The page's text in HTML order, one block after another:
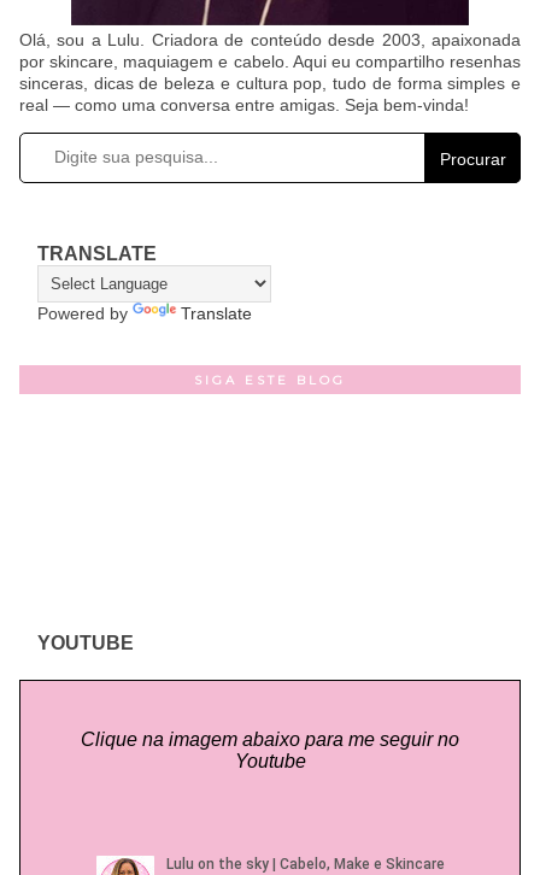
Olá, sou a Lulu. Criadora de conteúdo desde 2003, apaixonada
por skincare, maquiagem e cabelo. Aqui eu compartilho resenhas
sinceras, dicas de beleza e cultura pop, tudo de forma simples e
real — como uma conversa entre amigas. Seja bem-vinda!
Procurar
TRANSLATE
Powered by Translate
SIGA ESTE BLOG
YOUTUBE
Clique na imagem abaixo para me seguir no
Youtube